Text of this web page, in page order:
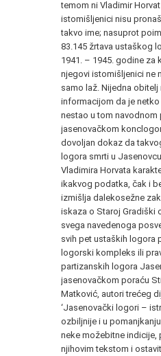
temom ni Vladimir
istomišljenici nisu
takvo ime; nasuprot
83.145 žrtava ustaškog
1941. – 1945. godine za
njegovi istomišljenici ne
samo laž. Nijedna obitelj
informacijom da je
nestao u tom navodnom
jasenovačkom
dovoljan dokaz da
logora smrti u
Vladimira Horvata
ikakvog podatka, čak i
izmišlja dalekosežne
iskaza o Staroj Gradiški
svega navedenoga
svih pet ustaških logora
logorski kompleks ili
partizanskih logora
jasenovačkom poraću
Matković, autori trećeg
‘Jasenovački logori –
ozbiljnije i u
neke možebitne indicije,
njihovim tekstom i